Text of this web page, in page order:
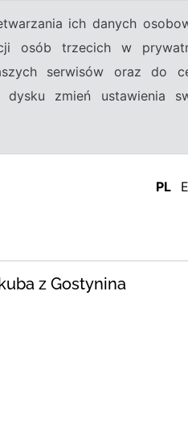
ich danych
osób trzecich w
serwisów oraz do
zmień ustawienia
PL
z Gostynina